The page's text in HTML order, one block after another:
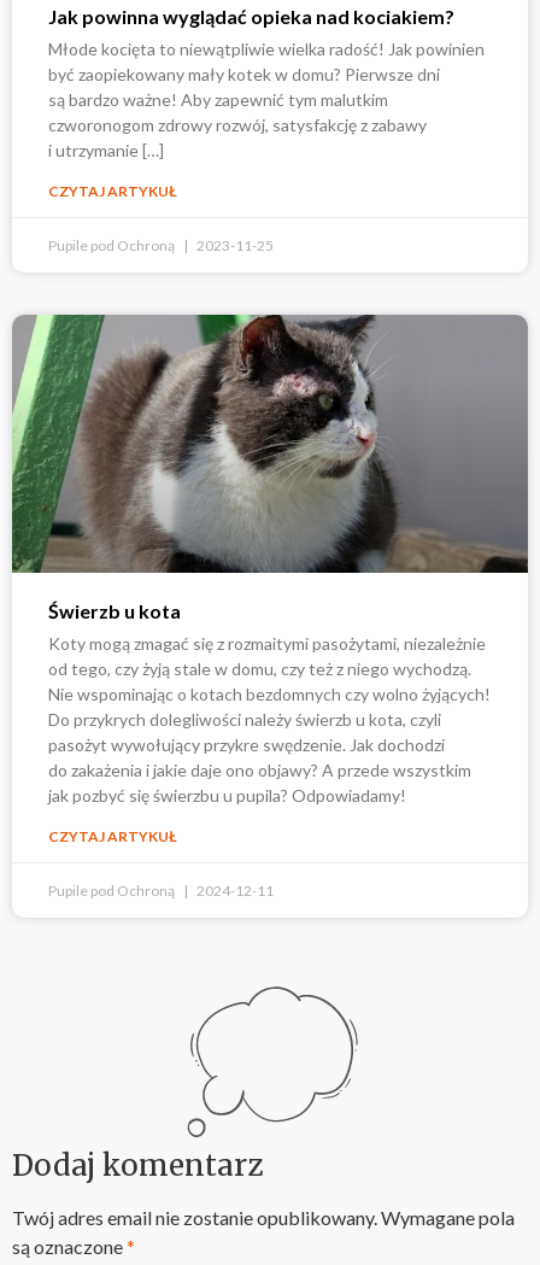
Jak powinna wyglądać opieka nad kociakiem?
Młode kocięta to niewątpliwie wielka radość! Jak powinien
być zaopiekowany mały kotek w domu? Pierwsze dni
są bardzo ważne! Aby zapewnić tym malutkim
czworonogom zdrowy rozwój, satysfakcję z zabawy
i utrzymanie […]
CZYTAJ ARTYKUŁ
Pupile pod Ochroną 2023-11-25
Świerzb u kota
Koty mogą zmagać się z rozmaitymi pasożytami, niezależnie
od tego, czy żyją stale w domu, czy też z niego wychodzą.
Nie wspominając o kotach bezdomnych czy wolno żyjących!
Do przykrych dolegliwości należy świerzb u kota, czyli
pasożyt wywołujący przykre swędzenie. Jak dochodzi
do zakażenia i jakie daje ono objawy? A przede wszystkim
jak pozbyć się świerzbu u pupila? Odpowiadamy!
CZYTAJ ARTYKUŁ
Pupile pod Ochroną 2024-12-11
Dodaj komentarz
Twój adres email nie zostanie opublikowany. Wymagane pola
są oznaczone*